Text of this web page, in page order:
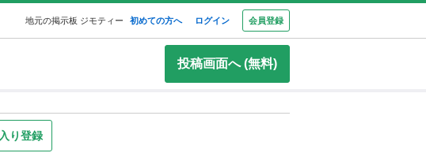
地元の掲示板 ジモティー 初めての方へ ログイン 会員登録
投稿画面へ (無料)
り登録